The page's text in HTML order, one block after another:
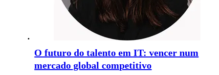
O futuro do talento em IT: vencer num
mercado global competitivo